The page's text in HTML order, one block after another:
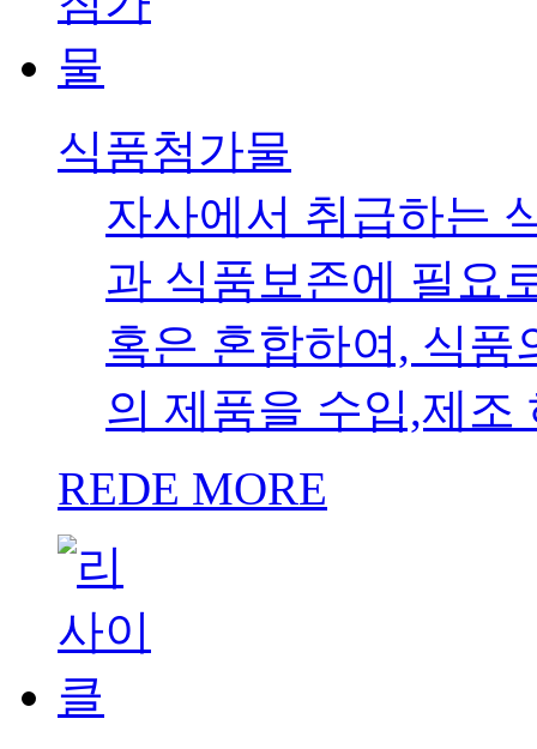
식품첨가물
자사에서 취급하는
과 식품보존에 필요
혹은 혼합하여, 식품
의 제품을 수입,제조
REDE MORE